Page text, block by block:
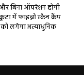
बिना ऑपरेशन होगी
में फाइब्रो स्कैन कैंप
लगेगा अत्याधुनिक